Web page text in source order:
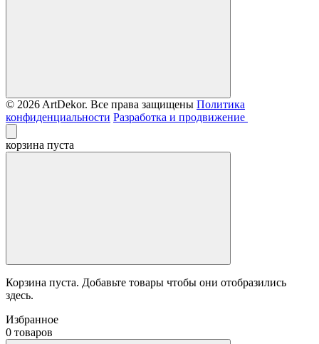
© 2026 ArtDekor. Все права защищены Политика
конфиденциальности Разработка и продвижение
корзина пуста
Корзина пуста. Добавьте товары чтобы они отобразились
здесь.
Избранное
0 товаров